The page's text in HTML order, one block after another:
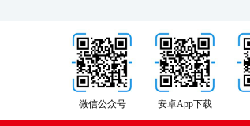
安卓App下载
微信公众号